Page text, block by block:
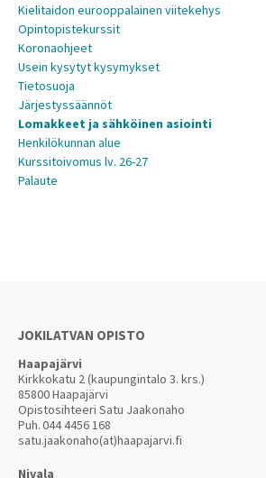
Kielitaidon eurooppalainen viitekehys
Opintopistekurssit
Koronaohjeet
Usein kysytyt kysymykset
Tietosuoja
Järjestyssäännöt
Lomakkeet ja sähköinen asiointi
Henkilökunnan alue
Kurssitoivomus lv. 26-27
Palaute
JOKILATVAN OPISTO
Haapajärvi
Kirkkokatu 2 (kaupungintalo 3. krs.)
85800 Haapajärvi
Opistosihteeri Satu Jaakonaho
Puh.044 4456 168
satu.jaakonaho(at)haapajarvi.fi
Nivala